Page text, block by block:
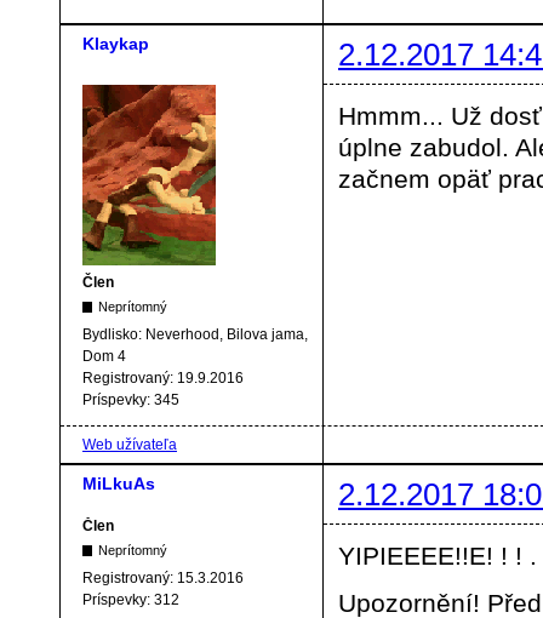
Klaykap 2.12.2017
Člen
Neprítomný
Bydlisko: Neverhood, Bilova jama,
Dom 4
Registrovaný: 19.9.2016
Príspevky: 345
Hmmm... Už
úplne zabudol.
začnem opäť
Web užívateľa
MiLkuAs 2.12.2017
Člen
Neprítomný
Registrovaný: 15.3.2016
Príspevky: 312
YIPIEEEE!!E! ! ! .
Upozornění!